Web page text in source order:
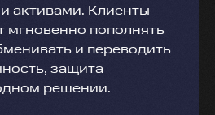
активами. Клиенты
мгновенно пополнять
и переводить
защита
решении.